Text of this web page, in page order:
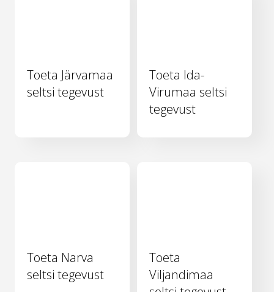
Toeta Järvamaa
seltsi tegevust
Toeta Ida-
Virumaa seltsi
tegevust
Toeta Narva
seltsi tegevust
Toeta
Viljandimaa